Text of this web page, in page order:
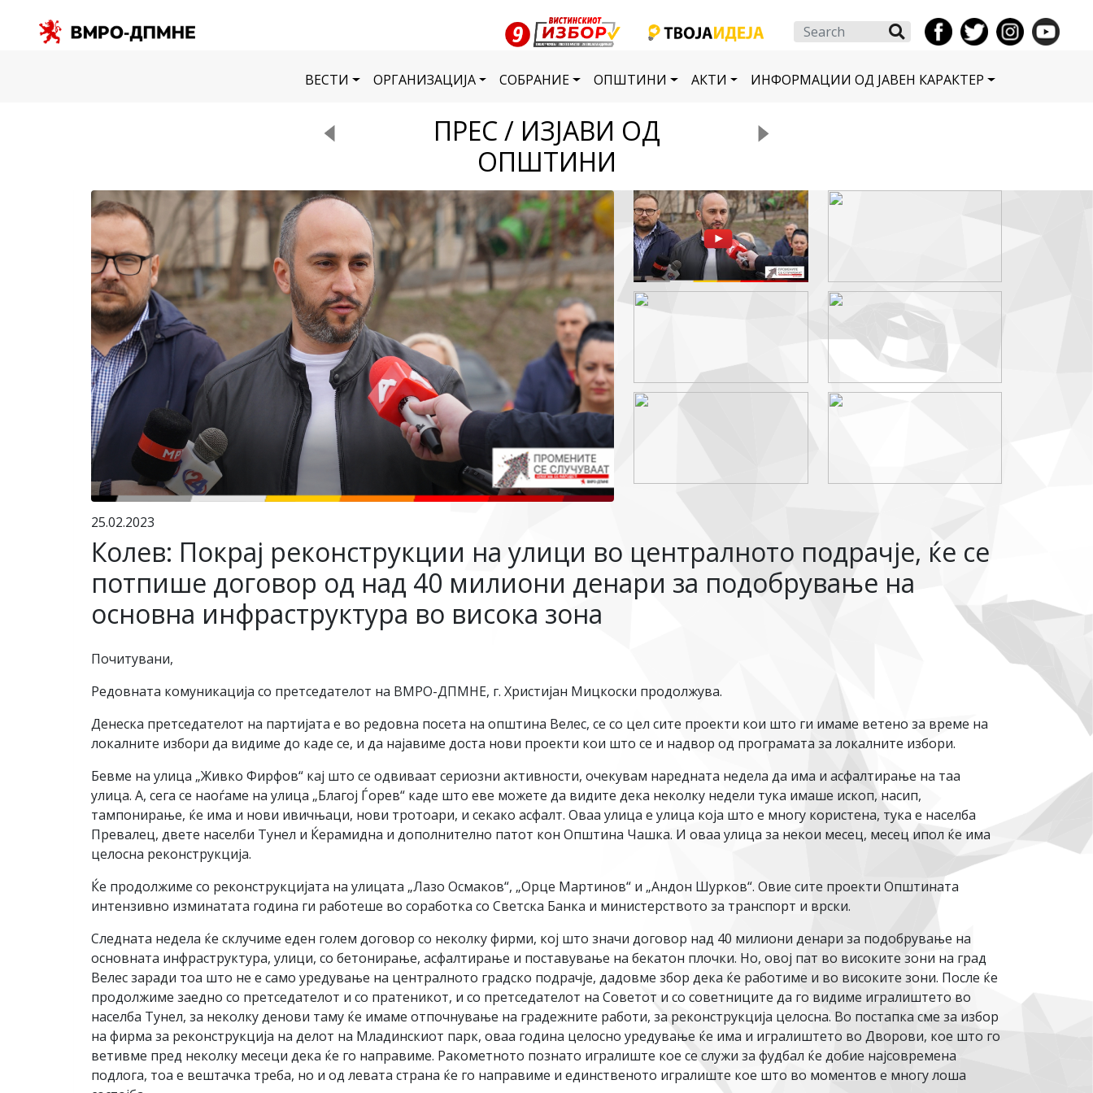
Search
ВЕСТИ ОРГАНИЗАЦИЈА СОБРАНИЕ ОПШТИНИ АКТИ ИНФОРМАЦИИ ОД ЈАВЕН КАРАКТЕР
ПРЕС / ИЗЈАВИ ОД
ОПШТИНИ
25.02.2023
Колев: Покрај реконструкции на улици во централното подрачје, ќе се
потпише договор од над 40 милиони денари за подобрување на
основна инфраструктура во висока зона
Почитувани,
Редовната комуникација со претседателот на ВМРО-ДПМНЕ, г. Христијан Мицкоски продолжува.
Денеска претседателот на партијата е во редовна посета на општина Велес, се со цел сите проекти кои што ги имаме ветено за време на
локалните избори да видиме до каде се, и да најавиме доста нови проекти кои што се и надвор од програмата за локалните избори.
Бевме на улица „Живко Фирфов“ кај што се одвиваат сериозни активности, очекувам наредната недела да има и асфалтирање на таа
улица. А, сега се наоѓаме на улица „Благој Ѓорев“ каде што еве можете да видите дека неколку недели тука имаше ископ, насип,
тампонирање, ќе има и нови ивичњаци, нови тротоари, и секако асфалт. Оваа улица е улица која што е многу користена, тука е населба
Превалец, двете населби Тунел и Ќерамидна и дополнително патот кон Општина Чашка. И оваа улица за некои месец, месец ипол ќе има
целосна реконструкција.
Ќе продолжиме со реконструкцијата на улицата „Лазо Осмаков“, „Орце Мартинов“ и „Андон Шурков“. Овие сите проекти Општината
интензивно изминатата година ги работеше во соработка со Светска Банка и министерството за транспорт и врски.
Следната недела ќе склучиме еден голем договор со неколку фирми, кој што значи договор над 40 милиони денари за подобрување на
основната инфраструктура, улици, со бетонирање, асфалтирање и поставување на бекатон плочки. Но, овој пат во високите зони на град
Велес заради тоа што не е само уредување на централното градско подрачје, дадовме збор дека ќе работиме и во високите зони. После ќе
продолжиме заедно со претседателот и со пратеникот, и со претседателот на Советот и со советниците да го видиме игралиштето во
населба Тунел, за неколку денови таму ќе имаме отпочнување на градежните работи, за реконструкција целосна. Во постапка сме за избор
на фирма за реконструкција на делот на Младинскиот парк, оваа година целосно уредување ќе има и игралиштето во Дворови, кое што го
ветивме пред неколку месеци дека ќе го направиме. Ракометното познато игралиште кое се служи за фудбал ќе добие најсовремена
подлога, тоа е вештачка треба, но и од левата страна ќе го направиме и единственото игралиште кое што во моментов е многу лоша